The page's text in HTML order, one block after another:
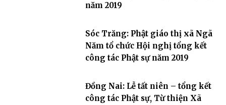
năm 2019
Sóc Trăng: Phật giáo thị xã Ngã
Năm tổ chức Hội nghị tổng kết
công tác Phật sự năm 2019
Đồng Nai: Lễ tất niên – tổng kết
công tác Phật sự, Từ thiện Xã